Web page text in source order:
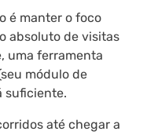
é manter o foco
absoluto de visitas
uma ferramenta
módulo de
suficiente.
até chegar a